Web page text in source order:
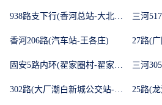
三河
香河206路(汽车站-王各庄)
25路(